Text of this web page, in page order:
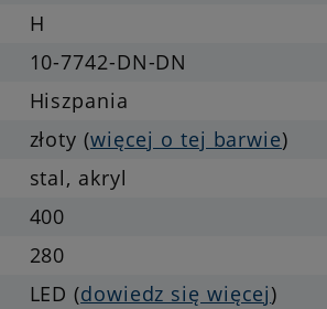
H
10-7742-DN-DN
Hiszpania
złoty (więcej o tej barwie)
stal, akryl
400
280
LED (dowiedz się więcej)